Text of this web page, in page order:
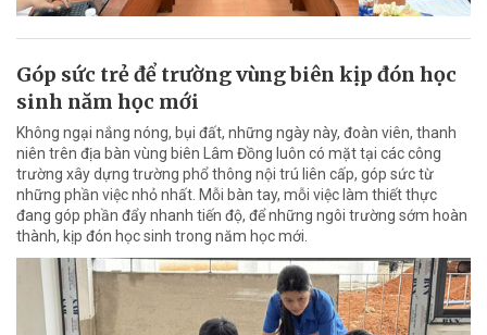
Góp sức trẻ để trường vùng biên kịp đón học
sinh năm học mới
Không ngại nắng nóng, bụi đất, những ngày này, đoàn viên, thanh
niên trên địa bàn vùng biên Lâm Đồng luôn có mặt tại các công
trường xây dựng trường phổ thông nội trú liên cấp, góp sức từ
những phần việc nhỏ nhất. Mỗi bàn tay, mỗi việc làm thiết thực
đang góp phần đẩy nhanh tiến độ, để những ngôi trường sớm hoàn
thành, kịp đón học sinh trong năm học mới.